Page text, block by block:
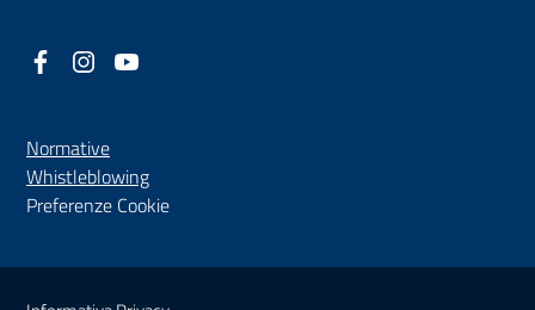
Facebook
(nuova scheda - new tab)
Instagram
(nuova scheda - new tab)
Normative
Whistleblowing(nuova scheda - new tab)
Preferenze Cookie
Sezione Link Utili